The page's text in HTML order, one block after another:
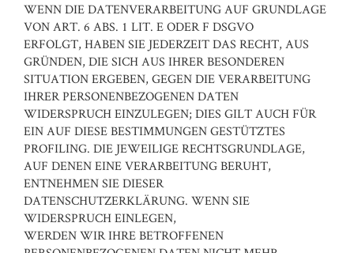
WENN DIE DATENVERARBEITUNG AUF GRUNDLAGE
VON ART. 6 ABS. 1 LIT. E ODER F DSGVO
ERFOLGT, HABEN SIE JEDERZEIT DAS RECHT, AUS
GRÜNDEN, DIE SICH AUS IHRER BESONDEREN
SITUATION ERGEBEN, GEGEN DIE VERARBEITUNG
IHRER PERSONENBEZOGENEN DATEN
WIDERSPRUCH EINZULEGEN; DIES GILT AUCH FÜR
EIN AUF DIESE BESTIMMUNGEN GESTÜTZTES
PROFILING. DIE JEWEILIGE RECHTSGRUNDLAGE,
AUF DENEN EINE VERARBEITUNG BERUHT,
ENTNEHMEN SIE DIESER
DATENSCHUTZERKLÄRUNG. WENN SIE
WIDERSPRUCH EINLEGEN,
WERDEN WIR IHRE BETROFFENEN